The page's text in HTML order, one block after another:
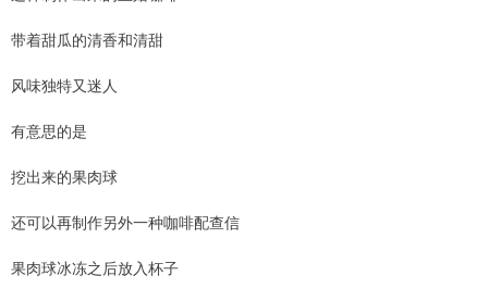
带着甜瓜的清香和清甜
风味独特又迷人
有意思的是
挖出来的果肉球
还可以再制作另外一种咖啡配查信
果肉球冰冻之后放入杯子